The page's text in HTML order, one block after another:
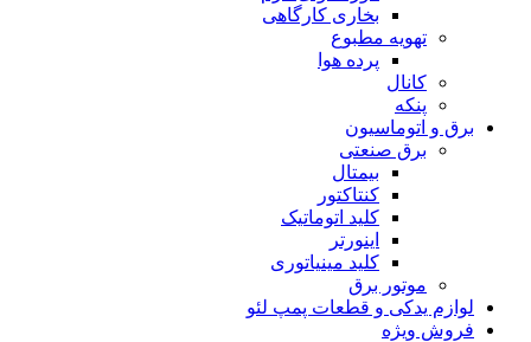
بخاری کارگاهی
تهویه مطبوع
پرده هوا
کانال
پنکه
برق و اتوماسیون
برق صنعتی
بیمتال
کنتاکتور
کلید اتوماتیک
اینورتر
کلید مینیاتوری
موتور برق
لوازم یدکی و قطعات پمپ لئو
فروش ویژه